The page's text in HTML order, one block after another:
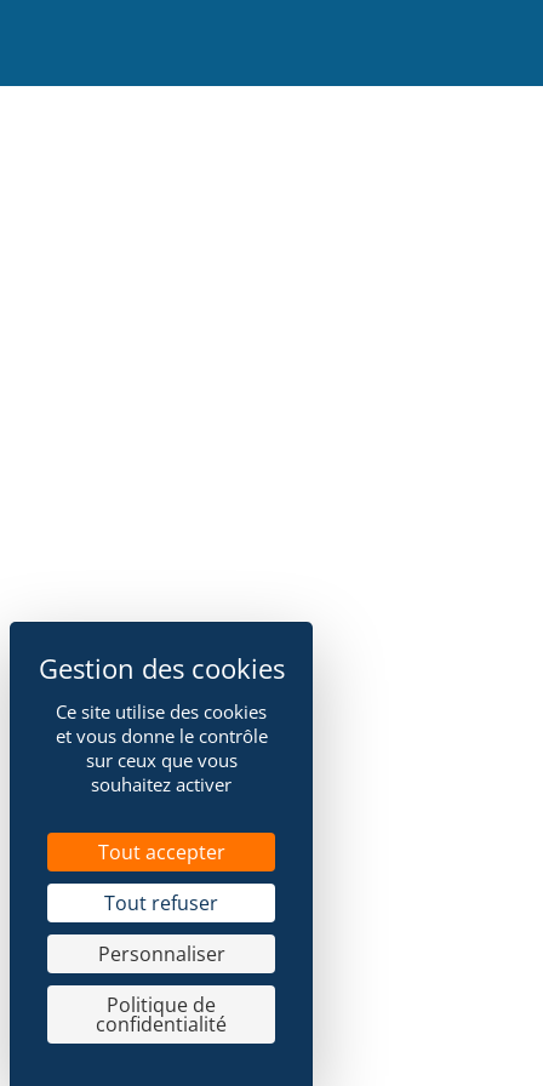
Ce site utilise des cookies
et vous donne le contrôle
sur ceux que vous
souhaitez activer
Tout accepter
Tout refuser
Personnaliser
Politique de
confidentialité